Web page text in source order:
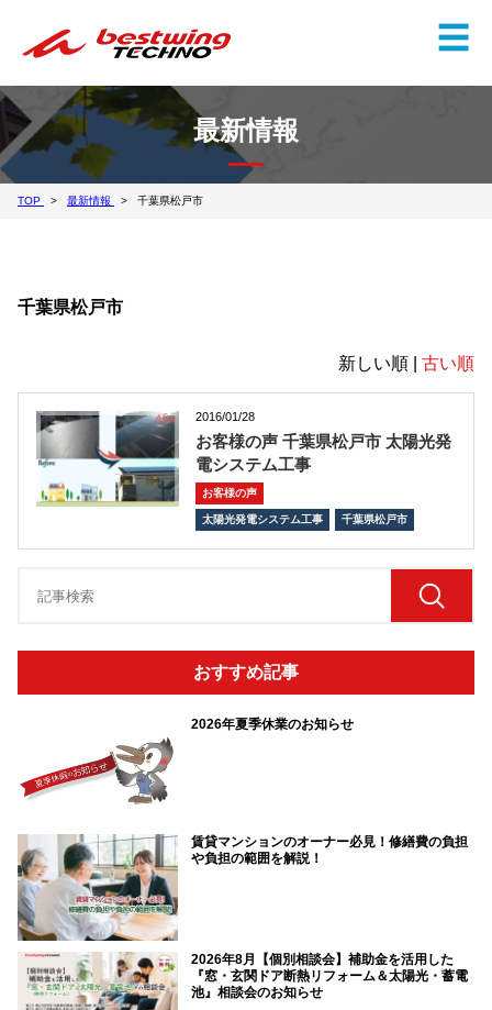
☰
✕
最新情報
TOP 最新情報 千葉県松戸市
千葉県松戸市
新しい順 | 古い順
2016/01/28
お客様の声 千葉県松戸市 太陽光発
電システム工事
お客様の声
太陽光発電システム工事 千葉県松戸市
おすすめ記事
2026年夏季休業のお知らせ
賃貸マンションのオーナー必見！修繕費の負担
や負担の範囲を解説！
2026年8月【個別相談会】補助金を活用した
『窓・玄関ドア断熱リフォーム＆太陽光・蓄電
池』相談会のお知らせ